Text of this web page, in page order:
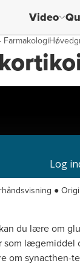
Video
Farmakologi
●
du lære om
lægemiddel
om synacthen-